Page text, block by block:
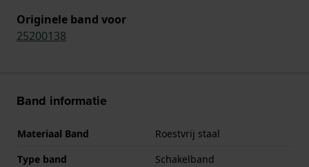
Originele band voor
25200138
Band informatie
Materiaal Band
Roestvrij staal
Type band
Schakelband